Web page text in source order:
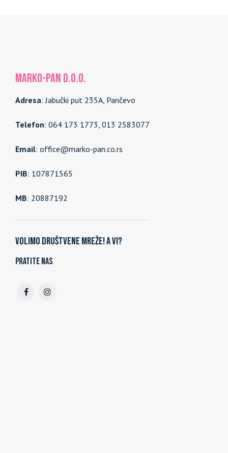
MARKO-PAN d.o.o.
Adresa: Jabučki put 235A, Pančevo
Telefon: 064 173 1773, 013 2583077
Email: office@marko-pan.co.rs
PIB: 107871565
MB: 20887192
Volimo društvene mreže! A vi?
Pratite nas